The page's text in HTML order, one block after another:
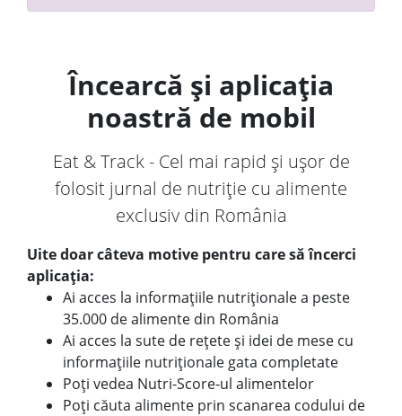
Încearcă și aplicația
noastră de mobil
Eat & Track - Cel mai rapid și ușor de
folosit jurnal de nutriție cu alimente
exclusiv din România
Uite doar câteva motive pentru care să încerci
aplicația:
Ai acces la informațiile nutriționale a peste
35.000 de alimente din România
Ai acces la sute de rețete și idei de mese cu
informațiile nutriționale gata completate
Poți vedea Nutri-Score-ul alimentelor
Poți căuta alimente prin scanarea codului de